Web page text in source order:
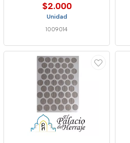
$2.000
Unidad
1009014